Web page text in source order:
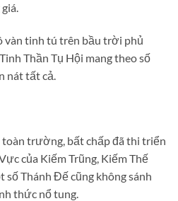
vàn tinh tú trên bầu trời phủ
Thần Tụ Hội mang theo số
nát tất cả.
toàn trường, bất chấp đã thi triển
của Kiếm Trũng, Kiếm Thế
số Thánh Đế cũng không sánh
thức nổ tung.